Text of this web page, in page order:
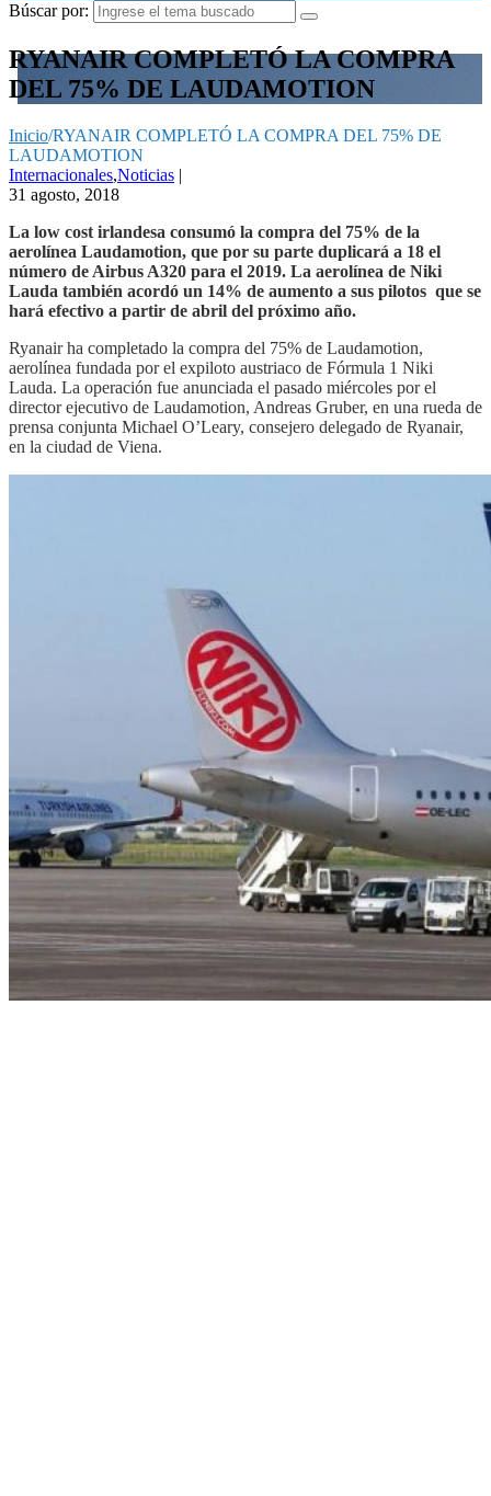
Búscar por:
RYANAIR COMPLETÓ LA COMPRA
DEL 75% DE LAUDAMOTION
Inicio/RYANAIR COMPLETÓ LA COMPRA DEL 75% DE
LAUDAMOTION
Internacionales,Noticias |
31 agosto, 2018
La low cost irlandesa consumó la compra del 75% de la
aerolínea Laudamotion, que por su parte duplicará a 18 el
número de Airbus A320 para el 2019. La aerolínea de Niki
Lauda también acordó un 14% de aumento a sus pilotos que se
hará efectivo a partir de abril del próximo año.
Ryanair ha completado la compra del 75% de Laudamotion,
aerolínea fundada por el expiloto austriaco de Fórmula 1 Niki
Lauda. La operación fue anunciada el pasado miércoles por el
director ejecutivo de Laudamotion, Andreas Gruber, en una rueda de
prensa conjunta Michael O’Leary, consejero delegado de Ryanair,
en la ciudad de Viena.